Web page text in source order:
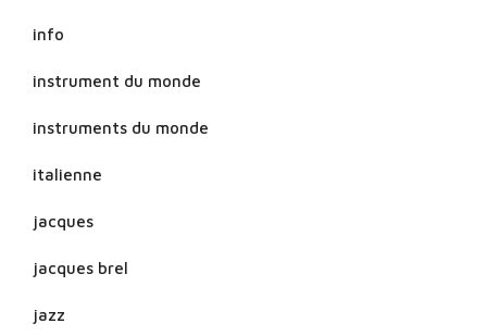
info
instrument du monde
instruments du monde
italienne
jacques
jacques brel
jazz